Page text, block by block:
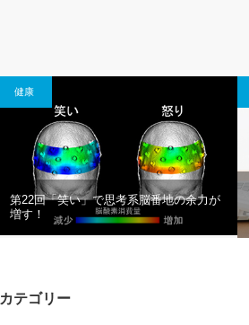
健康
第22回「笑い」で思考系脳番地の余力が
増す！
カテゴリー